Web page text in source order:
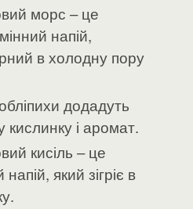
морс – це
напій,
в холодну пору
додадуть
кислинку і аромат.
кисіль – це
який зігріє в